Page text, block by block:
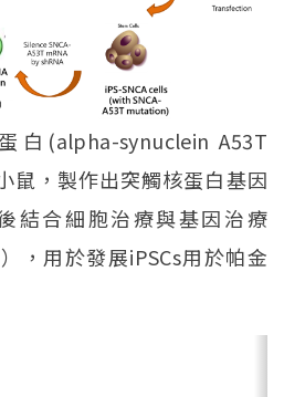
白(alpha-synuclein A53T
鼠，製作出突觸核蛋白基因
結合細胞治療與基因治療
，用於發展iPSCs用於帕金